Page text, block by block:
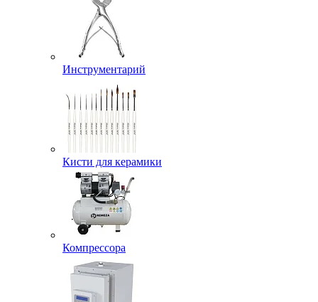
Инструментарий
Кисти для керамики
Компрессора